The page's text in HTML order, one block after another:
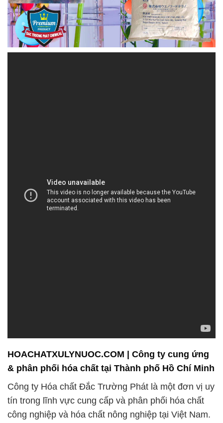
HOACHATXULYNUOC.COM | Công ty cung ứng
& phân phối hóa chất tại Thành phố Hồ Chí Minh
Công ty Hóa chất Đắc Trường Phát là một đơn vị uy
tín trong lĩnh vực cung cấp và phân phối hóa chất
công nghiệp và hóa chất nông nghiệp tại Việt Nam.